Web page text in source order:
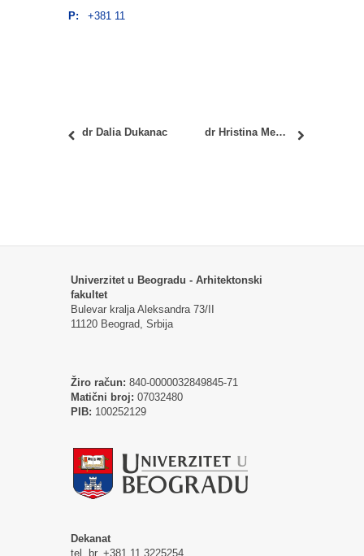
P: +381 11
dr Dalia Dukanac dr Hristina Meseldžija
Univerzitet u Beogradu - Arhitektonski
fakultet
Bulevar kralja Aleksandra 73/II
11120 Beograd, Srbija
Žiro račun: 840-0000032849845-71
Matični broj: 07032480
PIB: 100252129
Dekanat
tel. br. +381 11 3225254